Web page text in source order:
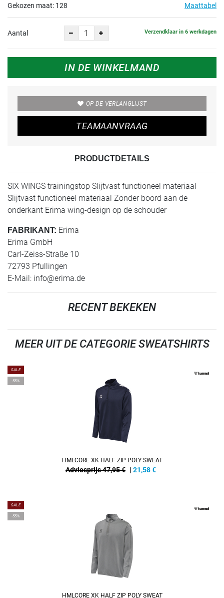
Gekozen maat: 128 Maattabel
Aantal Verzendklaar in 6 werkdagen
IN DE WINKELMAND
OP DE VERLANGLIJST
TEAMAANVRAAG
PRODUCTDETAILS
SIX WINGS trainingstop Slijtvast functioneel materiaal
Slijtvast functioneel materiaal Zonder boord aan de
onderkant Erima wing-design op de schouder
FABRIKANT: Erima
Erima GmbH
Carl-Zeiss-Straße 10
72793 Pfullingen
E-Mail: info@erima.de
RECENT BEKEKEN
MEER UIT DE CATEGORIE SWEATSHIRTS
SALE
-55%
HMLCORE XK HALF ZIP POLY SWEAT
Adviesprijs 47,95 € | 21,58€
SALE
-55%
HMLCORE XK HALF ZIP POLY SWEAT